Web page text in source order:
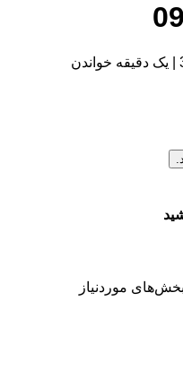
یک دقیقه خواندن
بخش‌های موردنیاز